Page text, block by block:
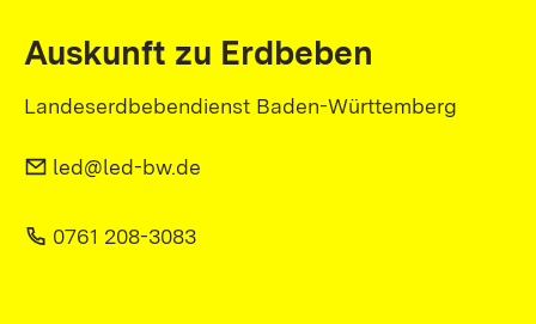
Auskunft zu Erdbeben
Landeserdbebendienst Baden-Württemberg
led@led-bw.de
0761 208-3083